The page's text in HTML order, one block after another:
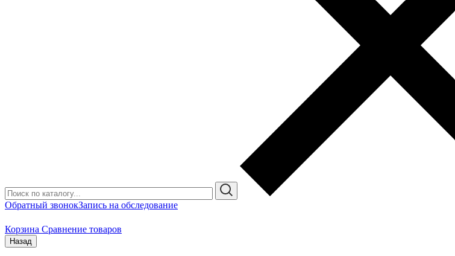
Обратный звонокЗапись на обследование
Корзина Сравнение товаров
Назад